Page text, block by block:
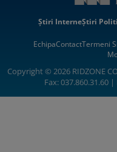
Știri InterneȘtiri
EchipaContactTermeni
Copyright © 2026 RIDZONE
Fax: 037.860.31.60 |